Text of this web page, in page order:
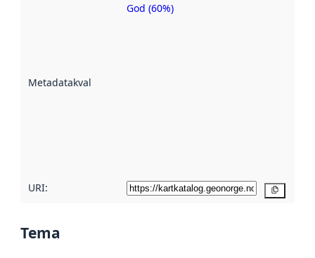
Metadatakvalitet
Metadatakvalitet
God (60%)
URI:
Tema